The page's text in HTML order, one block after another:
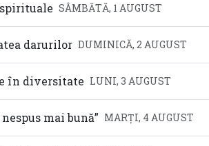
SÂMBĂTĂ, 1 AUGUST
darurilor DUMINICĂ, 2 AUGUST
în diversitate LUNI, 3 AUGUST
nespus mai bună” MARȚI, 4 AUGUST